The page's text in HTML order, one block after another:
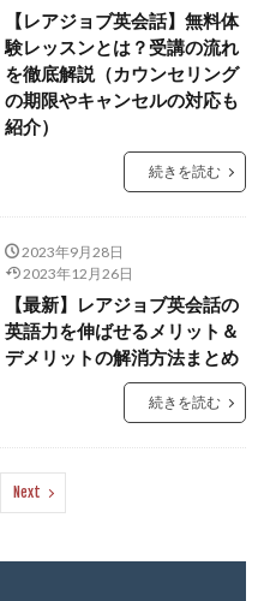
【レアジョブ英会話】無料体
験レッスンとは？受講の流れ
を徹底解説（カウンセリング
の期限やキャンセルの対応も
紹介）
続きを読む
2023年9月28日
2023年12月26日
【最新】レアジョブ英会話の
英語力を伸ばせるメリット＆
デメリットの解消方法まとめ
続きを読む
Next